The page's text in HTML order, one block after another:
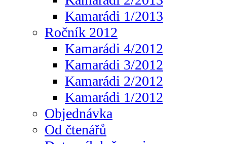
Kamarádi 1/2013
Ročník 2012
Kamarádi 4/2012
Kamarádi 3/2012
Kamarádi 2/2012
Kamarádi 1/2012
Objednávka
Od čtenářů